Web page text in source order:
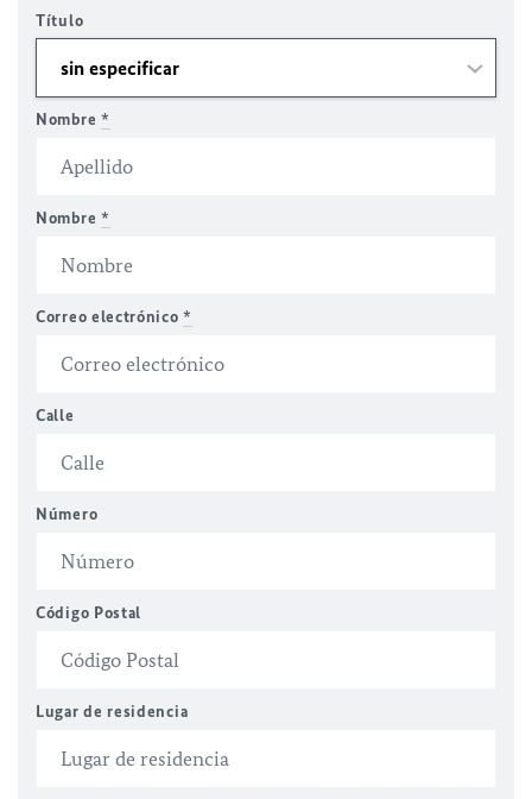
Título
Nombre *
Nombre *
Correo electrónico*
Calle
Número
Código Postal
Lugar de residencia